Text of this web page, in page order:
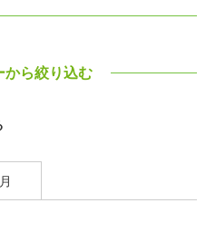
から絞り込む